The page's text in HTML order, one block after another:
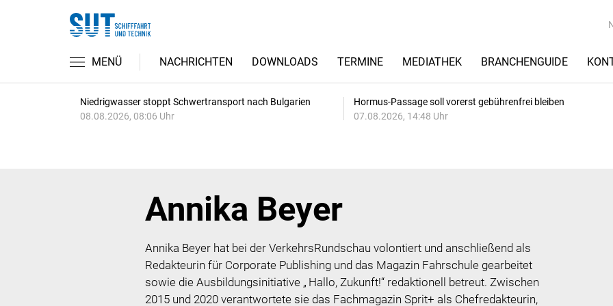
MENÜ NACHRICHTEN DOWNLOADS TERMINE MEDIATHEK BRANCHENGUIDE
Niedrigwasser stoppt Schwertransport nach Bulgarien
08.08.2026, 08:06 Uhr
Hormus-Passage soll vorerst gebührenfrei bleiben
07.08.2026, 14:48 Uhr
Annika Beyer
Annika Beyer hat bei der VerkehrsRundschau volontiert und anschließend als
Redakteurin für Corporate Publishing und das Magazin Fahrschule gearbeitet
sowie die Ausbildungsinitiative „ Hallo, Zukunft!“ redaktionell betreut. Zwischen
2015 und 2020 verantwortete sie das Fachmagazin Sprit+ als Chefredakteurin,